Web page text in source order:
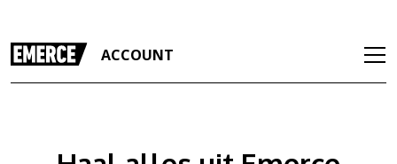
ACCOUNT